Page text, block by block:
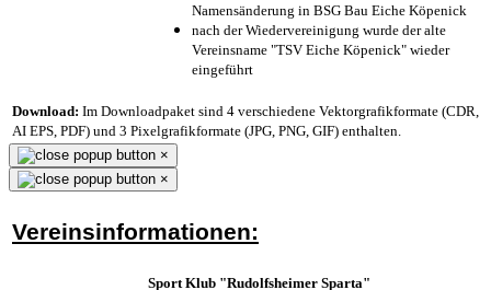
Namensänderung in BSG Bau Eiche Köpenick
nach der Wiedervereinigung wurde der alte
Vereinsname "TSV Eiche Köpenick" wieder
eingeführt
Download: Im Downloadpaket sind 4 verschiedene Vektorgrafikformate (CDR,
AI EPS, PDF) und 3 Pixelgrafikformate (JPG, PNG, GIF) enthalten.
×
×
Vereinsinformationen:
Sport Klub "Rudolfsheimer Sparta"